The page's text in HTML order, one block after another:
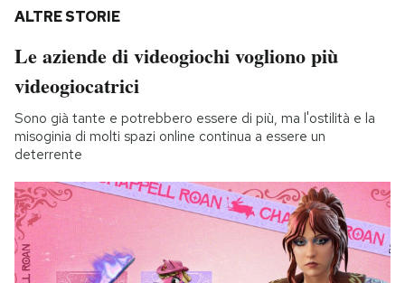
ALTRE STORIE
Le aziende di videogiochi vogliono più
videogiocatrici
Sono già tante e potrebbero essere di più, ma l'ostilità e la
misoginia di molti spazi online continua a essere un
deterrente